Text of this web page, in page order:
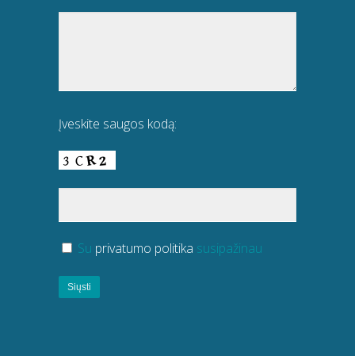
Įveskite saugos kodą:
Su privatumo politika susipažinau